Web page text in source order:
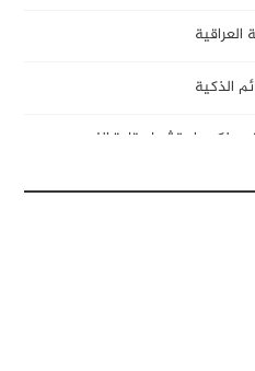
العراقية
الذكية
ذكرى استشهاد قادة النصر